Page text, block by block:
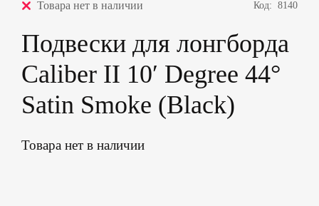
Товара нет в наличии Код:8140
Подвески для лонгборда
Caliber II 10′ Degree 44°
Satin Smoke (Black)
Товара нет в наличии